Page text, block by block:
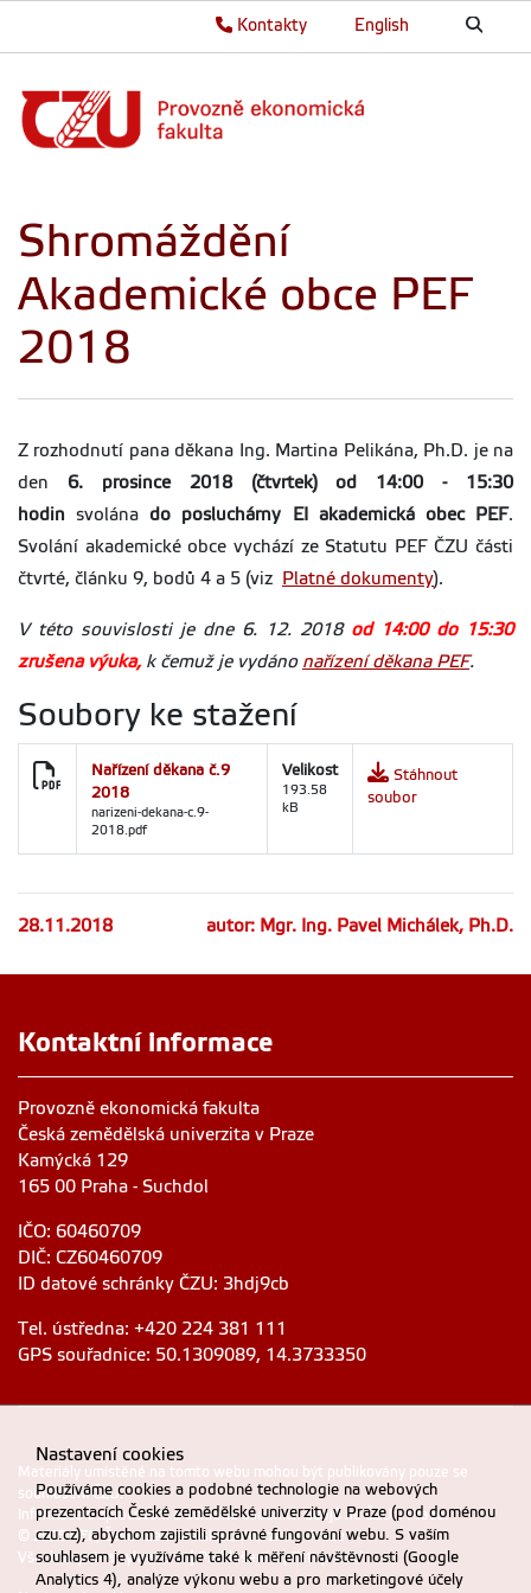
English
Kontakty
Shromáždění
Akademické obce PEF
2018
Z rozhodnutí pana děkana Ing. Martina Pelikána, Ph.D. je na
den 6. prosince 2018 (čtvrtek) od 14:00 - 15:30
hodinsvolánado posluchárny EI akademická obec PEF.
Svolání akademické obce vychází ze Statutu PEF ČZU části
čtvrté, článku 9, bodů 4 a 5 (viz
Platné dokumenty).
V této souvislosti je dne 6. 12. 2018 od 14:00 do 15:30
zrušena výuka,k čemuž je vydáno nařízení děkana PEF.
Soubory ke stažení
Nařízení děkana č.9
2018
narizeni-dekana-c.9-
2018.pdf
Velikost
193.58
kB
Stáhnout
soubor
28.11.2018 autor: Mgr. Ing. Pavel Michálek, Ph.D.
Kontaktní informace
Provozně ekonomická fakulta
Česká zemědělská univerzita v Praze
Kamýcká 129
165 00 Praha - Suchdol
IČO: 60460709
DIČ: CZ60460709
ID datové schránky ČZU: 3hdj9cb
Tel. ústředna: +420 224 381 111
GPS souřadnice: 50.1309089, 14.3733350
Materiály umístěné na tomto webu mohou být publikovány pouze se
souhlasem ČZU.
Informace o zpracování a ochraně osobních údajů na ČZU v Praze.
© 2025 PEF, Česká zemědělská univerzita v Praze
Všechna práva vyhrazena |Prohlášení o přístupnosti
Nastavení cookies
Používáme cookies a podobné technologie na webových
prezentacích České zemědělské univerzity v Praze (pod doménou
czu.cz), abychom zajistili správné fungování webu. S vaším
souhlasem je využíváme také k měření návštěvnosti (Google
Analytics 4), analýze výkonu webu a pro marketingové účely